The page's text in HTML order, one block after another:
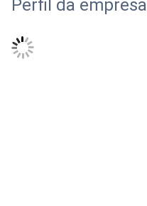
Perfil da empresa